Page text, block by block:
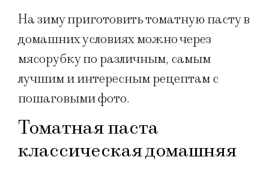
На зиму приготовить томатную пасту в
домашних условиях можно через
мясорубку по различным, самым
лучшим и интересным рецептам с
пошаговыми фото.
Томатная паста
классическая домашняя